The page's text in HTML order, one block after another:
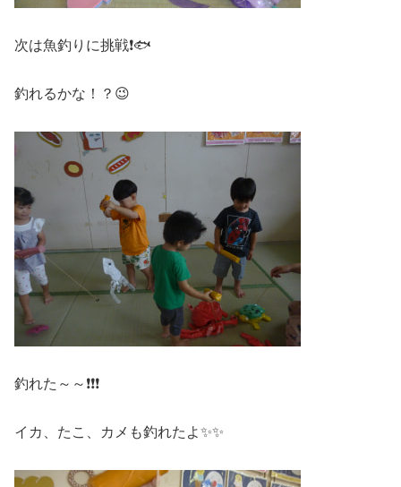
次は魚釣りに挑戦❗🐟
釣れるかな！？😉
釣れた～～❗❗❗
イカ、たこ、カメも釣れたよ✨✨